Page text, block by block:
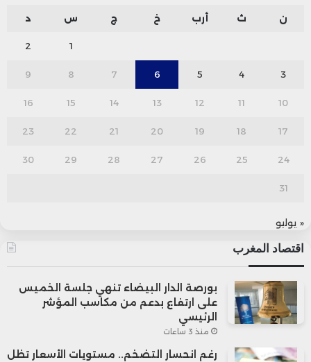
ن ث أرب خ ج س د
1
2
3
4
5
6
7
8
9
10
11
12
13
14
15
16
17
18
19
20
21
22
23
24
25
26
27
28
29
30
31
« يوليو
اقتصاد المغرب
بورصة الدار البيضاء تنهي جلسة الخميس
على ارتفاع بدعم من مكاسب المؤشر
الرئيسي
منذ 3 ساعات
رغم انحسار التضخم.. مستويات الأسعار تظل